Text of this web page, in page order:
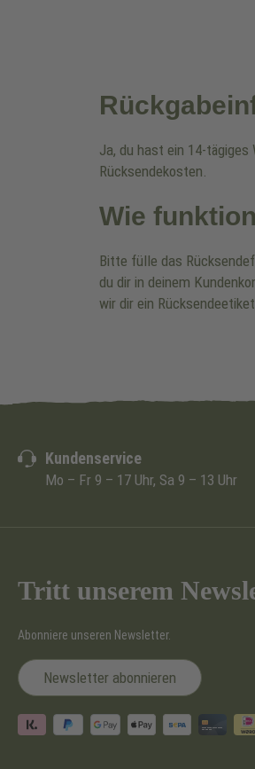
Ja, du hast ein 14-
Rücksendekosten.
Wie
Bitte fülle das
du dir in deinem
wir dir ein
Kundenservice
Mo – Fr 9 – 17 Uhr, Sa 9 – 13 Uhr
Tritt unserem
Abonniere unseren Newsletter.
Newsletter abonnieren